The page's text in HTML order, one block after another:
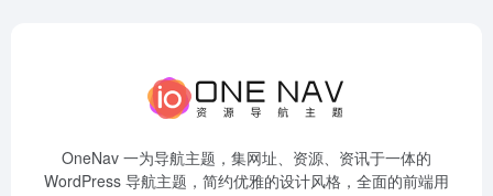
OneNav 一为导航主题，集网址、资源、资讯于一体的
WordPress 导航主题，简约优雅的设计风格，全面的前端用